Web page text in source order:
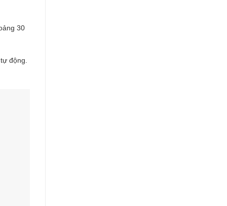
30
động.